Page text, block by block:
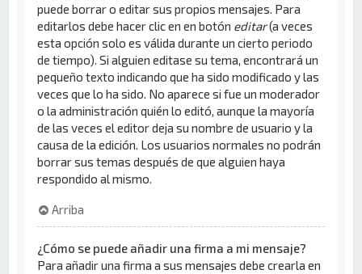
puede borrar o editar sus propios mensajes. Para
editarlos debe hacer clic en en botón editar(a veces
esta opción solo es válida durante un cierto periodo
de tiempo). Si alguien editase su tema, encontrará un
pequeño texto indicando que ha sido modificado y las
veces que lo ha sido. No aparece si fue un moderador
o la administración quién lo editó, aunque la mayoría
de las veces el editor deja su nombre de usuario y la
causa de la edición. Los usuarios normales no podrán
borrar sus temas después de que alguien haya
respondido al mismo.
Arriba
¿Cómo se puede añadir una firma a mi mensaje?
Para añadir una firma a sus mensajes debe crearla en